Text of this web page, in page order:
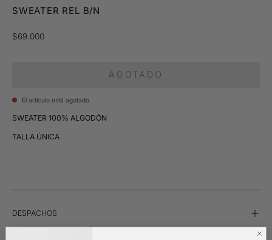
SWEATER REL B/N
$69.000
AGOTADO
El artículo está agotado
SWEATER 100% ALGODÓN
TALLA ÚNICA
DESPACHOS